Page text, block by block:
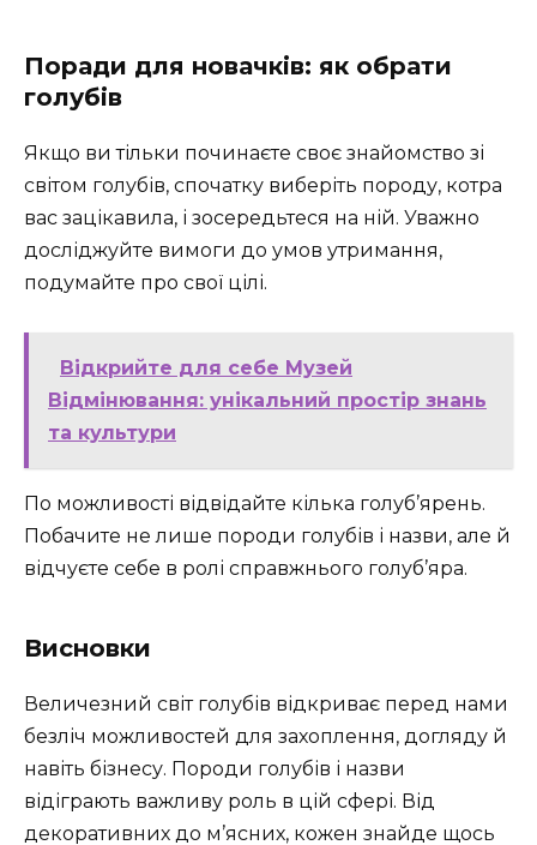
Поради для новачків: як обрати
голубів
Якщо ви тільки починаєте своє знайомство зі
світом голубів, спочатку виберіть породу, котра
вас зацікавила, і зосередьтеся на ній. Уважно
досліджуйте вимоги до умов утримання,
подумайте про свої цілі.
Відкрийте для себе Музей
Відмінювання: унікальний простір знань
та культури
По можливості відвідайте кілька голуб’ярень.
Побачите не лише породи голубів і назви, але й
відчуєте себе в ролі справжнього голуб’яра.
Висновки
Величезний світ голубів відкриває перед нами
безліч можливостей для захоплення, догляду й
навіть бізнесу. Породи голубів і назви
відіграють важливу роль в цій сфері. Від
декоративних до м’ясних, кожен знайде щось